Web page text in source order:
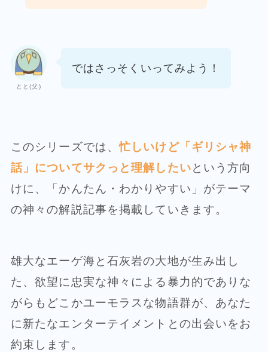
とと(父)
ではさっそくいってみよう！
このシリーズでは、忙しいけど「ギリシャ神
話」についてサクっと理解したいという方向
けに、「かんたん・わかりやすい」がテーマ
の神々の解説記事を掲載していきます。
雄大なエーゲ海と石灰岩の大地が生み出し
た、欲望に忠実な神々による暴力的でありな
がらもどこかユーモラスな物語群が、あなた
に新たなエンターテイメントとの出会いをお
約束します。